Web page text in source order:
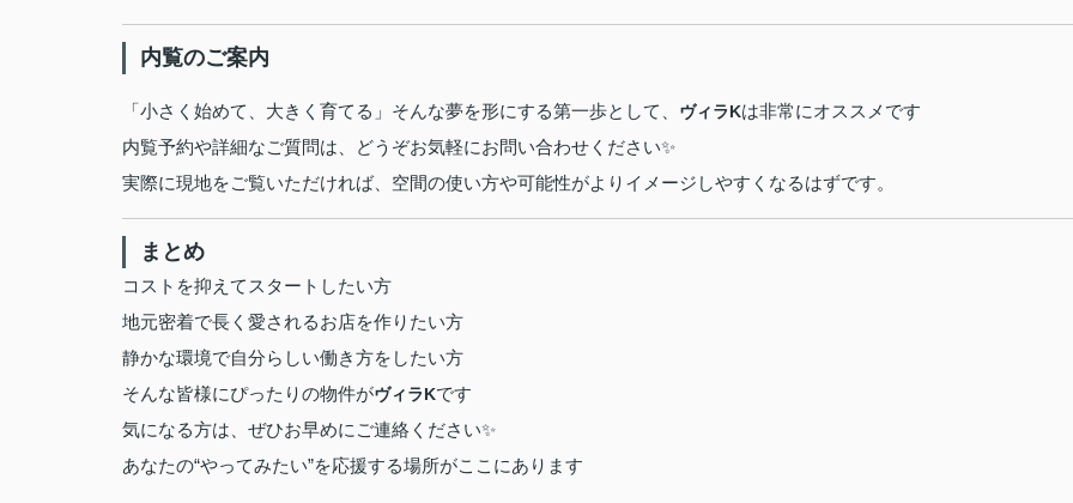
内覧のご案内
「小さく始めて、大きく育てる」そんな夢を形にする第一歩として、 ヴィラKは非常にオススメです
内覧予約や詳細なご質問は、どうぞお気軽にお問い合わせください✨
実際に現地をご覧いただければ、空間の使い方や可能性がよりイメージしやすくなるはずです。
まとめ
コストを抑えてスタートしたい方
地元密着で長く愛されるお店を作りたい方
静かな環境で自分らしい働き方をしたい方
そんな皆様にぴったりの物件がヴィラKです
気になる方は、ぜひお早めにご連絡ください✨
あなたの“やってみたい”を応援する場所がここにあります